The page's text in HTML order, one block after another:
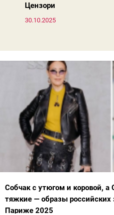
Цензори
30.10.2025
Собчак с утюгом и коровой, а
тяжкие — образы
Париже 2025